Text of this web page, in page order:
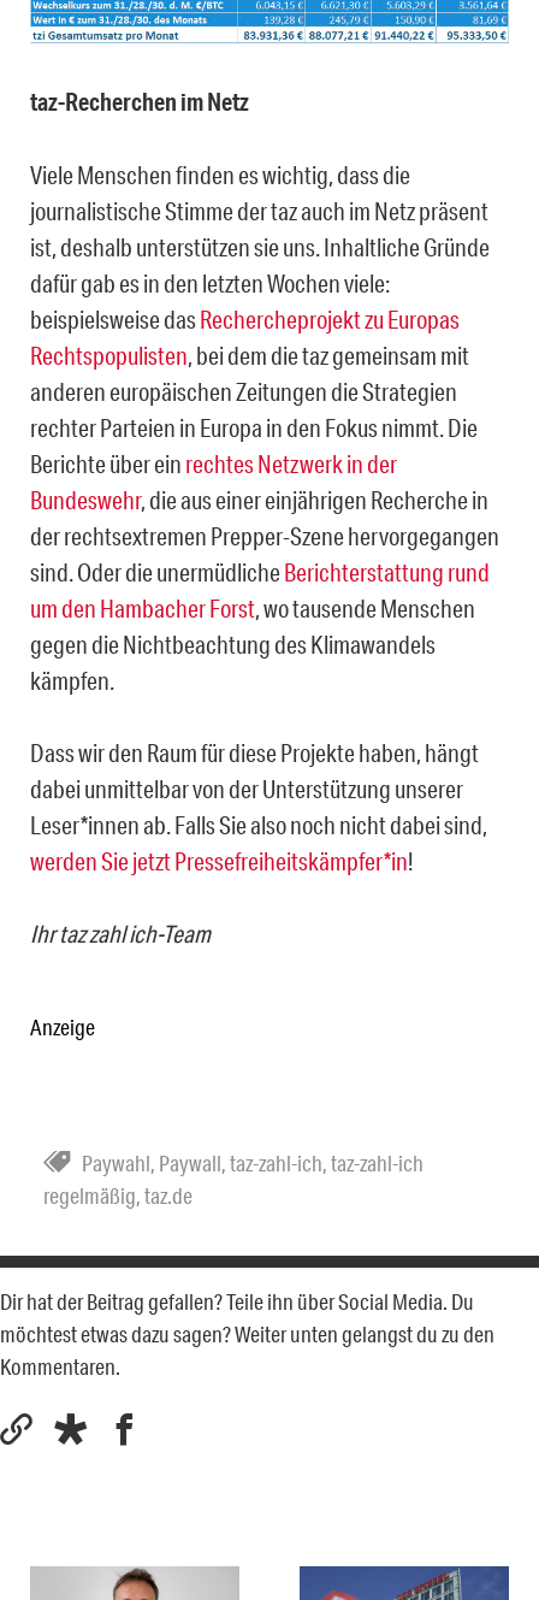
taz-Recherchen im Netz
Viele Menschen finden es wichtig, dass die
journalistische Stimme der taz auch im Netz präsent
ist, deshalb unterstützen sie uns. Inhaltliche Gründe
dafür gab es in den letzten Wochen viele:
beispielsweise dasRechercheprojekt zu Europas
Rechtspopulisten, bei dem die taz gemeinsam mit
anderen europäischen Zeitungen die Strategien
rechter Parteien in Europa in den Fokus nimmt. Die
Berichte über ein rechtes Netzwerk in der
Bundeswehr, die aus einer einjährigen Recherche in
der rechtsextremen Prepper-Szene hervorgegangen
sind. Oder die unermüdlicheBerichterstattung rund
um den Hambacher Forst, wo tausende Menschen
gegen die Nichtbeachtung des Klimawandels
kämpfen.
Dass wir den Raum für diese Projekte haben, hängt
dabei unmittelbar von der Unterstützung unserer
Leser*innen ab. Falls Sie also noch nicht dabei sind,
werden Sie jetzt Pressefreiheitskämpfer*in!
Ihr taz zahl ich-Team
Anzeige
Paywahl, Paywall,taz-zahl-ich,taz-zahl-ich
regelmäßig,taz.de
Dir hat der Beitrag gefallen? Teile ihn über Social Media. Du
möchtest etwas dazu sagen? Weiter unten gelangst du zu den
Kommentaren.